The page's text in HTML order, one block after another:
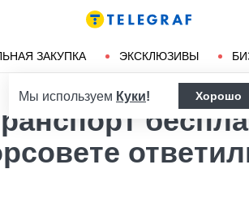
ЗАКУПКА ЭКСКЛЮЗИВЫ
Мы используем Куки! Хорошо